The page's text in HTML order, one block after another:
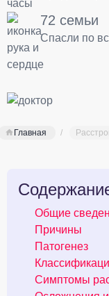
72 семьи
Спасли по
Главная
Общие
Причины
Патогенез
Симптомы